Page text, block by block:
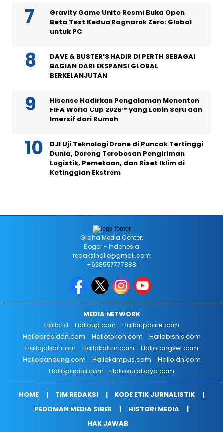
Gravity Game Unite Resmi Buka Open
Beta Test Kedua Ragnarok Zero: Global
untuk PC
DAVE & BUSTER’S HADIR DI PERTH SEBAGAI
BAGIAN DARI EKSPANSI GLOBAL
BERKELANJUTAN
Hisense Hadirkan Pengalaman Menonton
FIFA World Cup 2026™ yang Lebih Seru dan
Imersif dari Rumah
DJI Uji Teknologi Drone di Puncak Tertinggi
Dunia, Dorong Terobosan Pengiriman
Logistik, Pemetaan, dan Riset Iklim di
Ketinggian Ekstrem
Graha Media Center,
Bogor - Indonesia
redaksihallo@gmail.com
+628557777888
MEDIA NETWORK
Hallo.id
Halloup.com
Halloupdate.com
Hallopresiden.com
Hallotokoh.com
Hallobisnis.com
Hallojabar.com
Hallokaltim.com
Hallotangsel.com
Hallobandung.com
Hallokampus.com
Halloidn.com
Hallopapua.com
Hallosurabaya.com
HOME TIM REDAKSI
KODE ETIK JURNALISTIK
PEDOMAN MEDIA SIBER
HISTORI MEDIA
HAK JAWAB